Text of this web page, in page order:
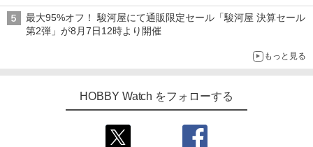
最大95%オフ！ 駿河屋にて通販限定セール「駿河屋 決算セール
第2弾」が8月7日12時より開催
もっと見る
HOBBY Watch をフォローする